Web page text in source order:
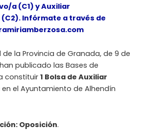
a (C1) y Auxiliar
Infórmate a través de
de la Provincia de Granada, de 9 de
publicado las Bases de
constituir 1 Bolsa de Auxiliar
en el Ayuntamiento de Alhendín
Oposición.